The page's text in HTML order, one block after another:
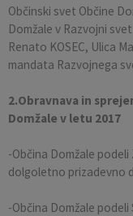
Občinski svet Občine
Domžale v Razvojni
Renato KOSEC, Ulica
mandata Razvojnega
2.Obravnava in
Domžale v letu 2017
-Občina Domžale podeli
dolgoletno prizadevno
-Občina Domžale podeli